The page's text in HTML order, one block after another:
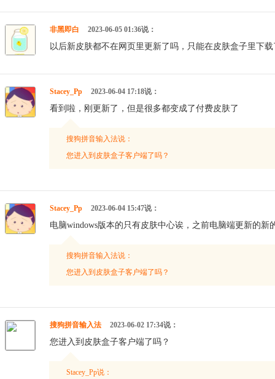
非黑即白 2023-06-05 01:36说：
以后新皮肤都不在网页里更新了吗，只能在皮肤盒子里下
Stacey_Pp 2023-06-04 17:18说：
看到啦，刚更新了，但是很多都变成了付费皮肤了
搜狗拼音输入法说：
您进入到皮肤盒子客户端了吗？
Stacey_Pp 2023-06-04 15:47说：
电脑windows版本的只有皮肤中心诶，之前电脑端更新的新
搜狗拼音输入法说：
您进入到皮肤盒子客户端了吗？
搜狗拼音输入法 2023-06-02 17:34说：
您进入到皮肤盒子客户端了吗？
Stacey_Pp说：